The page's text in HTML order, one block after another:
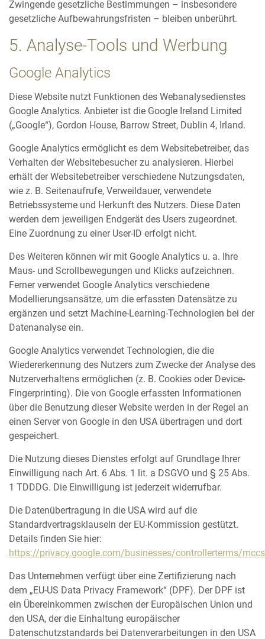
Zwingende gesetzliche Bestimmungen – insbesondere
gesetzliche Aufbewahrungsfristen – bleiben unberührt.
5. Analyse-Tools und Werbung
Google Analytics
Diese Website nutzt Funktionen des Webanalysedienstes
Google Analytics. Anbieter ist die Google Ireland Limited
(„Google“), Gordon House, Barrow Street, Dublin 4, Irland.
Google Analytics ermöglicht es dem Websitebetreiber, das
Verhalten der Websitebesucher zu analysieren. Hierbei
erhält der Websitebetreiber verschiedene Nutzungsdaten,
wie z. B. Seitenaufrufe, Verweildauer, verwendete
Betriebssysteme und Herkunft des Nutzers. Diese Daten
werden dem jeweiligen Endgerät des Users zugeordnet.
Eine Zuordnung zu einer User-ID erfolgt nicht.
Des Weiteren können wir mit Google Analytics u. a. Ihre
Maus- und Scrollbewegungen und Klicks aufzeichnen.
Ferner verwendet Google Analytics verschiedene
Modellierungsansätze, um die erfassten Datensätze zu
ergänzen und setzt Machine-Learning-Technologien bei der
Datenanalyse ein.
Google Analytics verwendet Technologien, die die
Wiedererkennung des Nutzers zum Zwecke der Analyse des
Nutzerverhaltens ermöglichen (z. B. Cookies oder Device-
Fingerprinting). Die von Google erfassten Informationen
über die Benutzung dieser Website werden in der Regel an
einen Server von Google in den USA übertragen und dort
gespeichert.
Die Nutzung dieses Dienstes erfolgt auf Grundlage Ihrer
Einwilligung nach Art. 6 Abs. 1 lit. a DSGVO und § 25 Abs.
1 TDDDG. Die Einwilligung ist jederzeit widerrufbar.
Die Datenübertragung in die USA wird auf die
Standardvertragsklauseln der EU-Kommission gestützt.
Details finden Sie hier:
https://privacy.google.com/businesses/controllerterms/
Das Unternehmen verfügt über eine Zertifizierung nach
dem „EU-US Data Privacy Framework“ (DPF). Der DPF ist
ein Übereinkommen zwischen der Europäischen Union und
den USA, der die Einhaltung europäischer
Datenschutzstandards bei Datenverarbeitungen in den USA